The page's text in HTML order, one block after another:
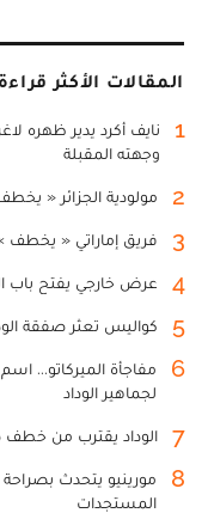
المقالات الأكثر قراءة
1
نايف أكرد يدير ظهره
وجهته المقبلة
2 مولودية الجزائر «
3 فريق إماراتي « يخطف
4 عرض خارجي يفتح باب
5 كواليس تعثر صفقة
6
مفاجأة الميركاتو...
لجماهير الوداد
7 الوداد يقترب من خطف
8
مورينيو يتحدث
المستجدات